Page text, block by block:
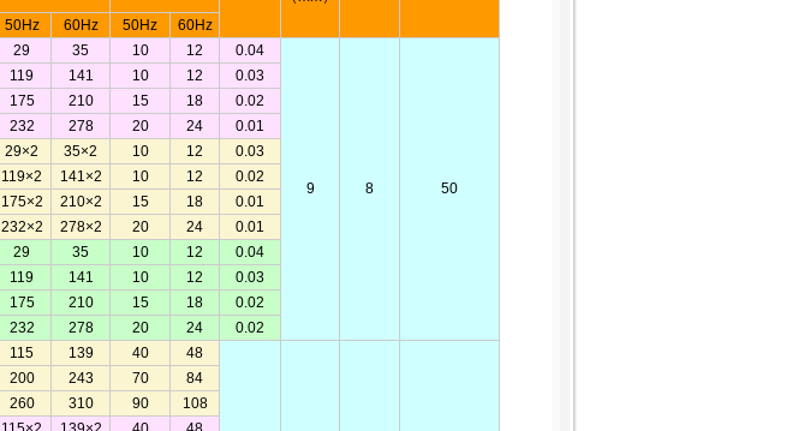
50Hz 60Hz 50Hz
60Hz
29 35 10 12 0.04
9 8 50
119 141 10 12
0.03
175 210 15 18
0.02
232 278 20 24
0.01
29×2 35×2 10 12
0.03
119×2 141×2 10 12
0.02
175×2 210×2 15 18
0.01
232×2 278×2 20 24
0.01
29 35 10 12
0.04
119 141 10 12
0.03
175 210 15 18
0.02
232 278 20 24
0.02
115 139 40 48
200 243 70
84
260 310 90
108